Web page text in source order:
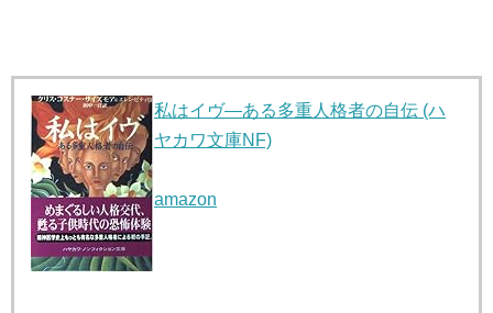
私はイヴ―ある多重人格者の自伝 (ハ
ヤカワ文庫NF)
amazon